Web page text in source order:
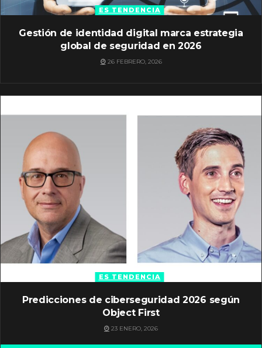
ES TENDENCIA
Gestión de identidad digital marca estrategia
global de seguridad en 2026
26 FEBRERO, 2026
ES TENDENCIA
Predicciones de ciberseguridad 2026 según
Object First
23 ENERO, 2026